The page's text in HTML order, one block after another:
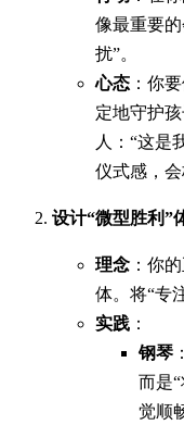
像最重要
扰”。
心态 ：你
定地守护
人：“这是
仪式感，
设计“微型胜利”
理念 ：你
体。将“专
实践 ：
钢琴
而是
觉顺